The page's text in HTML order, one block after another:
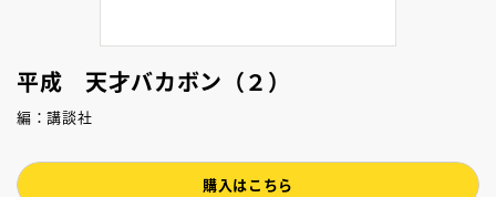
平成 天才バカボン（２）
編：講談社
購入はこちら